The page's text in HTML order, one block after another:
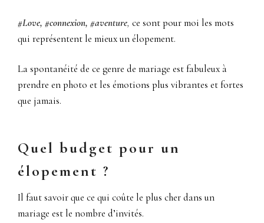
#Love, #connexion, #aventure, ce sont pour moi les mots
qui représentent le mieux un élopement.
La spontanéité de ce genre de mariage est fabuleux à
prendre en photo et les émotions plus vibrantes et fortes
que jamais.
Quel budget pour un
élopement ?
Il faut savoir que ce qui coûte le plus cher dans un
mariage est le nombre d’invités.